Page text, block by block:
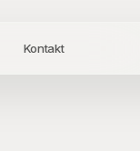
Kontakt